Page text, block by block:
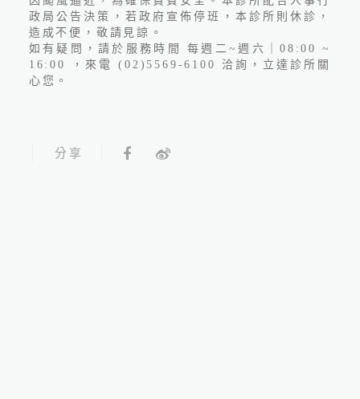
政局公告決策，若政府宣佈停班，本診所則休診，
造成不便，敬請見諒。
如有疑問，請於服務時間 每週二~週六｜08:00 ~
16:00 ，來電 (02)5569-6100 洽詢，立達診所關
心您。
分享